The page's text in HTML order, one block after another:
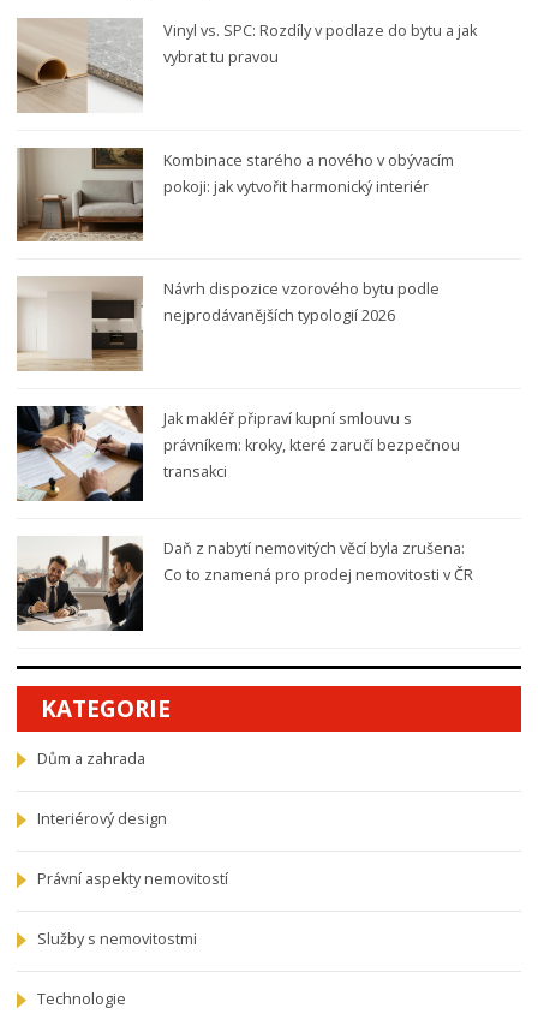
Vinyl vs. SPC: Rozdíly v podlaze do bytu a jak
vybrat tu pravou
Kombinace starého a nového v obývacím
pokoji: jak vytvořit harmonický interiér
Návrh dispozice vzorového bytu podle
nejprodávanějších typologií 2026
Jak makléř připraví kupní smlouvu s
právníkem: kroky, které zaručí bezpečnou
transakci
Daň z nabytí nemovitých věcí byla zrušena:
Co to znamená pro prodej nemovitosti v ČR
KATEGORIE
Dům a zahrada
Interiérový design
Právní aspekty nemovitostí
Služby s nemovitostmi
Technologie